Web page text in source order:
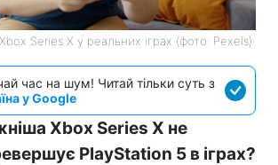
Series X у реальних іграх (фото: Pexels)
час на шум! Читай тільки суть з
у Google
Xbox Series X не
PlayStation 5 в іграх?